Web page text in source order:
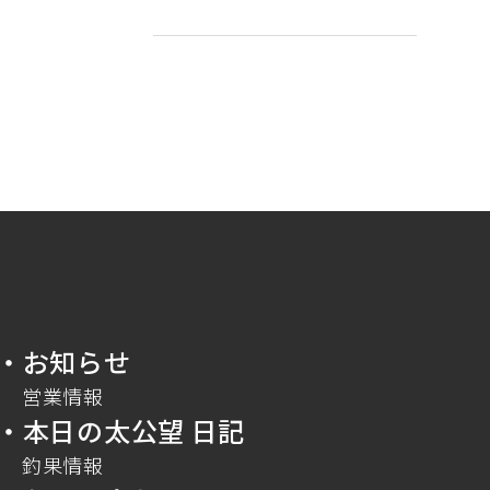
お知らせ
営業情報
本日の太公望 日記
釣果情報